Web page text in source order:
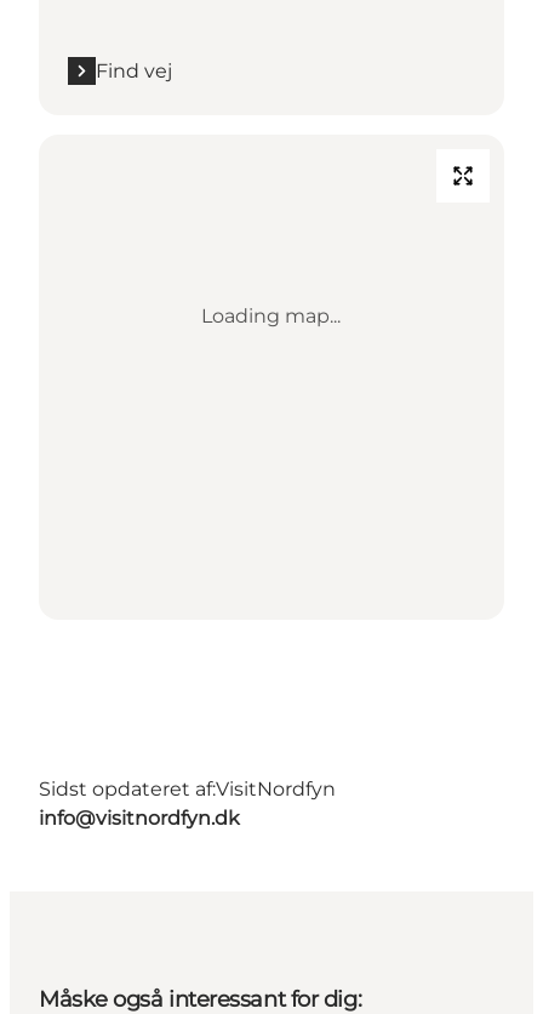
Find vej
Loading map...
Sidst opdateret af:VisitNordfyn
info@visitnordfyn.dk
Måske også interessant for dig: